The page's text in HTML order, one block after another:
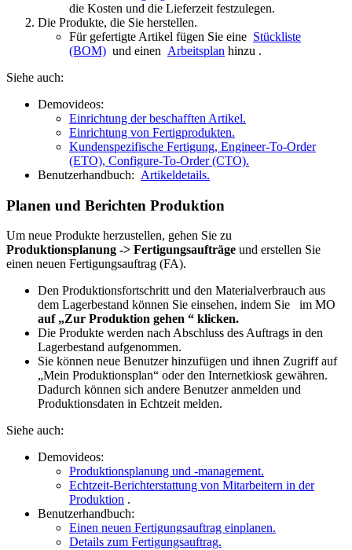
die Kosten und die Lieferzeit festzulegen.
Die Produkte, die Sie herstellen.
Für gefertigte Artikel fügen Sie eine Stückliste
(BOM) und einen Arbeitsplan hinzu .
Siehe auch:
Demovideos:
Einrichtung der beschafften Artikel.
Einrichtung von Fertigprodukten.
Kundenspezifische Fertigung, Engineer-To-Order
(ETO), Configure-To-Order (CTO).
Benutzerhandbuch: Artikeldetails.
Planen und Berichten Produktion
Um neue Produkte herzustellen, gehen Sie zu
Produktionsplanung -> Fertigungsaufträge und erstellen Sie
einen neuen Fertigungsauftrag (FA).
Den Produktionsfortschritt und den Materialverbrauch aus
dem Lagerbestand können Sie einsehen, indem Sie
im MO
auf „Zur Produktion gehen “ klicken.
Die Produkte werden nach Abschluss des Auftrags in den
Lagerbestand aufgenommen.
Sie können neue Benutzer hinzufügen und ihnen Zugriff auf
„Mein Produktionsplan“ oder den Internetkiosk gewähren.
Dadurch können sich andere Benutzer anmelden und
Produktionsdaten in Echtzeit melden.
Siehe auch:
Demovideos:
Produktionsplanung und -management.
Echtzeit-Berichterstattung von Mitarbeitern in der
Produktion .
Benutzerhandbuch:
Einen neuen Fertigungsauftrag einplanen.
Details zum Fertigungsauftrag.